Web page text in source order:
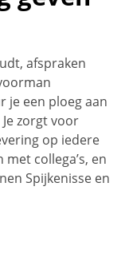
afspraken
je een ploeg aan
zorgt voor
op iedere
collega’s, en
Spijkenisse en